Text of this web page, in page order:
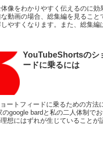
像をわかりやすく伝えるのに効
動画の場合、総集編を見ること
やすくなります。また、総集編
YouTubeShortsのシ
ードに乗るには
ートフィードに乗るための方法
google bardと私の二人体制でお
想にはずれが生じていることが